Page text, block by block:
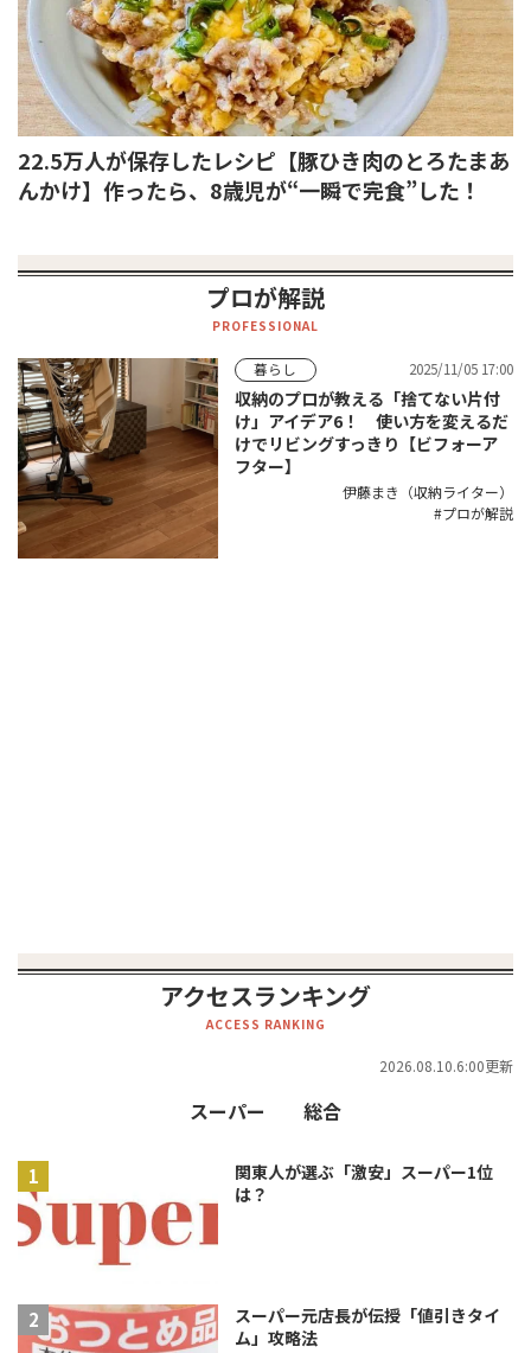
22.5万人が保存したレシピ【豚ひき肉のとろたまあ
んかけ】作ったら、8歳児が“一瞬で完食”した！
プロが解説
PROFESSIONAL
暮らし 2025/11/05 17:00
収納のプロが教える「捨てない片付
け」アイデア6！ 使い方を変えるだ
けでリビングすっきり【ビフォーア
フター】
伊藤まき（収納ライター）
プロが解説
アクセスランキング
ACCESS RANKING
2026.08.10.6:00更新
スーパー 総合
関東人が選ぶ「激安」スーパー1位
は？
スーパー元店長が伝授「値引きタイ
ム」攻略法